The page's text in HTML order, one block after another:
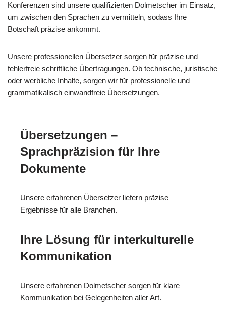
Konferenzen sind unsere qualifizierten Dolmetscher im Einsatz,
um zwischen den Sprachen zu vermitteln, sodass Ihre
Botschaft präzise ankommt.
Unsere professionellen Übersetzer sorgen für präzise und
fehlerfreie schriftliche Übertragungen. Ob technische, juristische
oder werbliche Inhalte, sorgen wir für professionelle und
grammatikalisch einwandfreie Übersetzungen.
Übersetzungen –
Sprachpräzision für Ihre
Dokumente
Unsere erfahrenen Übersetzer liefern präzise
Ergebnisse für alle Branchen.
Ihre Lösung für interkulturelle
Kommunikation
Unsere erfahrenen Dolmetscher sorgen für klare
Kommunikation bei Gelegenheiten aller Art.